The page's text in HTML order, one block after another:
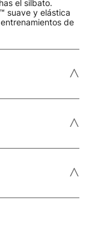
el silbato.
suave y elástica
de
˄
˄
˄